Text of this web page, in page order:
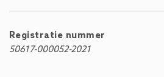
Registratie nummer
50617-000052-2021